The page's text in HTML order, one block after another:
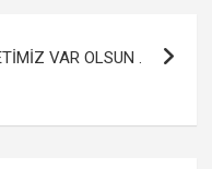
VAR OLSUN .